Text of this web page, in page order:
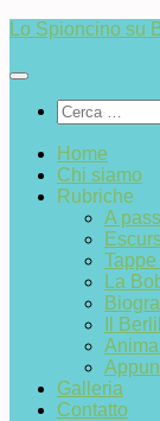
Salta
contenuto
Lo Spioncino su
Ricerca
per:
Home
Chi siamo
Rubriche
A
La
Il
Galleria
Contatto